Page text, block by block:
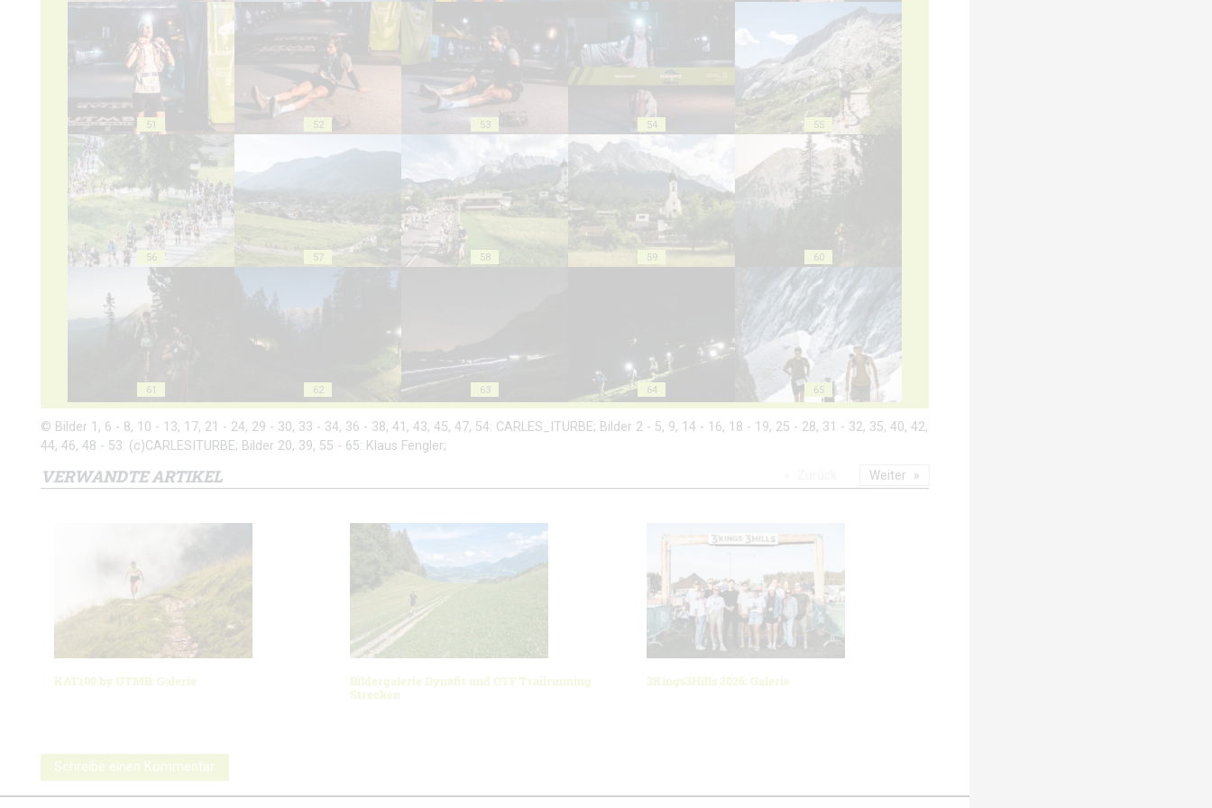
51 52 53 54 55
56 57 58 59 60
61 62 63 64 65
© Bilder 1, 6 - 8, 10 - 13, 17, 21 - 24, 29 - 30, 33 - 34, 36 - 38, 41, 43, 45, 47, 54: CARLES_ITURBE; Bilder 2 - 5, 9, 14 - 16, 18 - 19, 25 - 28, 31 - 32, 35, 40, 42,
44, 46, 48 - 53: (c)CARLESITURBE; Bilder 20, 39, 55 - 65: Klaus Fengler;
VERWANDTE ARTIKEL
KAT100 by UTMB: Galerie
Bildergalerie Dynafit und OTF Trailrunning
Strecken
3Kings3Hills 2026: Galerie
Weiter
Schreibe einen Kommentar